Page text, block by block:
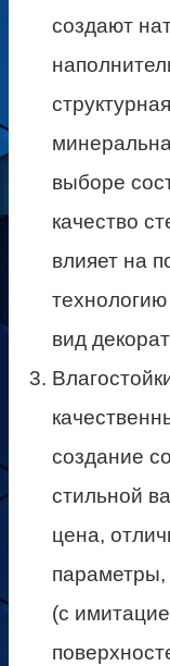
создают
выборе
качество
влияет на
вид
создание
стильной
цена,
параметры,
(с